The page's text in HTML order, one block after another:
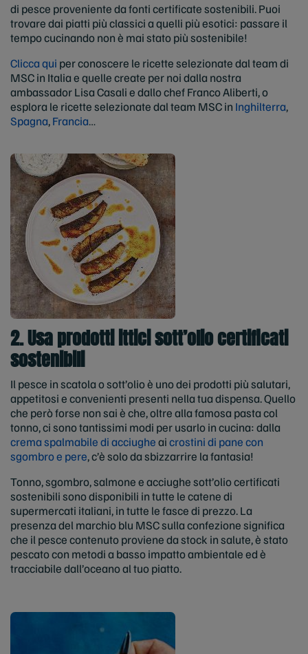
di pesce proveniente da fonti certificate sostenibili. Puoi
trovare dai piatti più classici a quelli più esotici: passare il
tempo cucinando non è mai stato più sostenibile!
Clicca qui per conoscere le ricette selezionate dal team di
MSC in Italia e quelle create per noi dalla nostra
ambassador Lisa Casali e dallo chef Franco Aliberti, o
esplora le ricette selezionate dal team MSC in Inghilterra,
Spagna,Francia…
2. Usa prodotti ittici sott’olio certificati
sostenibili
Il pesce in scatola o sott’olio è uno dei prodotti più salutari,
appetitosi e convenienti presenti nella tua dispensa. Quello
che però forse non sai è che, oltre alla famosa pasta col
tonno, ci sono tantissimi modi per usarlo in cucina: dalla
crema spalmabile di acciugheaicrostini di pane con
sgombro e pere, c’è solo da sbizzarrire la fantasia!
Tonno, sgombro, salmone e acciughe sott’olio certificati
sostenibili sono disponibili in tutte le catene di
supermercati italiani, in tutte le fasce di prezzo. La
presenza del marchio blu MSC sulla confezione significa
che il pesce contenuto proviene da stock in salute, è stato
pescato con metodi a basso impatto ambientale ed è
tracciabile dall’oceano al tuo piatto.